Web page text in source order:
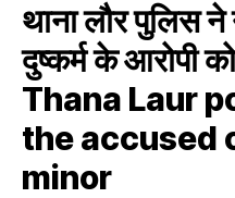
थाना लौर पुलिस
दुष्कर्म के आरोपी
Thana Laur
the accused
minor